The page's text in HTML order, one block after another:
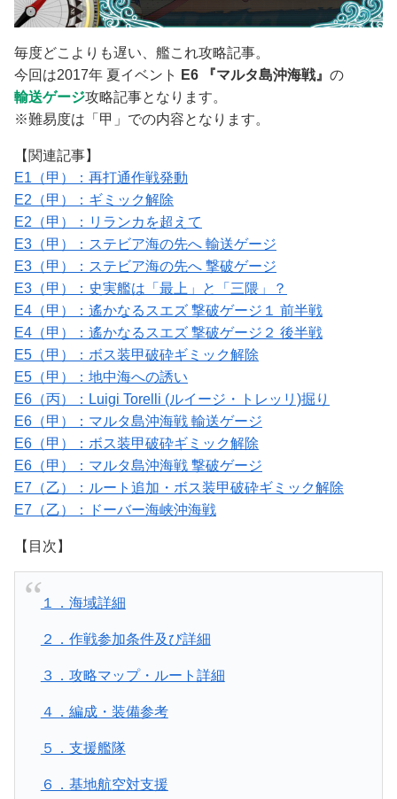
毎度どこよりも遅い、艦これ攻略記事。
今回は2017年 夏イベント
E6 『マルタ島沖海戦』 の
輸送ゲージ攻略記事となります。
※難易度は「甲」での内容となります。
【関連記事】
E1（甲）：再打通作戦発動
E2（甲）：ギミック解除
E2（甲）：リランカを超えて
E3（甲）：ステビア海の先へ 輸送ゲージ
E3（甲）：ステビア海の先へ 撃破ゲージ
E3（甲）：史実艦は「最上」と「三隈」？
E4（甲）：遙かなるスエズ 撃破ゲージ１ 前半戦
E4（甲）：遙かなるスエズ 撃破ゲージ２ 後半戦
E5（甲）：ボス装甲破砕ギミック解除
E5（甲）：地中海への誘い
E6（丙）：Luigi Torelli (ルイージ・トレッリ)掘り
E6（甲）：マルタ島沖海戦 輸送ゲージ
E6（甲）：ボス装甲破砕ギミック解除
E6（甲）：マルタ島沖海戦 撃破ゲージ
E7（乙）：ルート追加・ボス装甲破砕ギミック解除
E7（乙）：ドーバー海峡沖海戦
【目次】
１．海域詳細
２．作戦参加条件及び詳細
３．攻略マップ・ルート詳細
４．編成・装備参考
５．支援艦隊
６．基地航空対支援